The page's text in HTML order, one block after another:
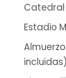
Catedral
Estadio
incluidas)